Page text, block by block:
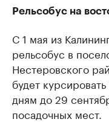
Рельсобус на
С 1 мая из
рельсобус в
Нестеровского
будет
дням до 29
посадочных мест.